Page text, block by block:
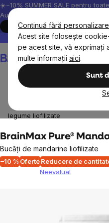
Continuă fără personalizare
Acest site folosește
pe acest site, vă exprimați
multe informații aici.
Sunt
Treci
la
conținut
☀️−10% SUMMER SALE pentru
August, 2026.
Peste 200.000 de recenzii
legume liofilizate
BrainMax Pure®
Bucăți de mandarine liofilizate
–10 % OferteReducere de
Neevaluat